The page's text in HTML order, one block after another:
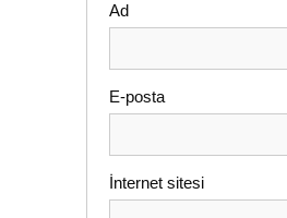
Ad
E-posta
İnternet sitesi